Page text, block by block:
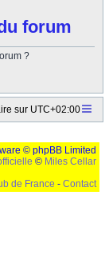
forum
?
sur UTC+02:00
© phpBB Limited
© Miles Cellar
de France - Contact